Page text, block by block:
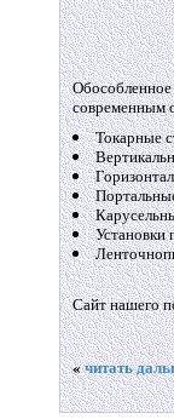
современным
Токарные
Установки
Сайт нашего
«читать